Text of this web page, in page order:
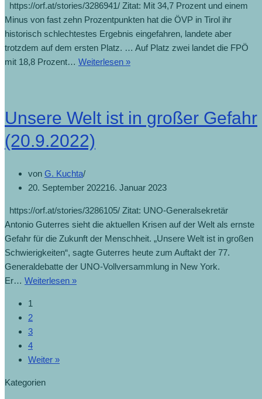
https://orf.at/stories/3286941/ Zitat: Mit 34,7 Prozent und einem
Minus von fast zehn Prozentpunkten hat die ÖVP in Tirol ihr
historisch schlechtestes Ergebnis eingefahren, landete aber
trotzdem auf dem ersten Platz. … Auf Platz zwei landet die FPÖ
mit 18,8 Prozent… Weiterlesen »Abwärtstrend
(26.9.2022)
Unsere Welt ist in großer Gefahr
(20.9.2022)
von G. Kuchta
20. September 202216. Januar 2023
https://orf.at/stories/3286105/ Zitat: UNO-Generalsekretär
Antonio Guterres sieht die aktuellen Krisen auf der Welt als ernste
Gefahr für die Zukunft der Menschheit. „Unsere Welt ist in großen
Schwierigkeiten“, sagte Guterres heute zum Auftakt der 77.
Generaldebatte der UNO-Vollversammlung in New York.
Er… Weiterlesen »Unsere
1
2
3
4
Weiter »
Kategorien